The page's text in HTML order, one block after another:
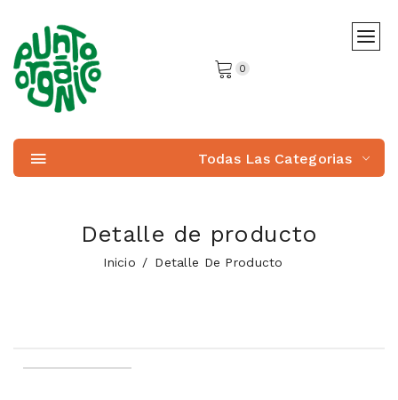
0
Todas Las Categorias
Detalle de producto
Inicio Detalle De Producto